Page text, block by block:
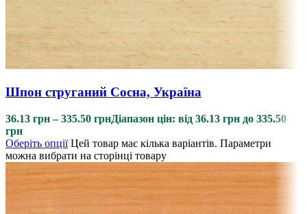
Шпон струганий Сосна, Україна
36.13 грн – 335.50 грнДіапазон цін: від 36.13 грн до 335.50
грн
Оберіть опції Цей товар має кілька варіантів. Параметри
можна вибрати на сторінці товару